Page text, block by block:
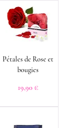
Pétales de Rose et
bougies
Prix
19,90 €